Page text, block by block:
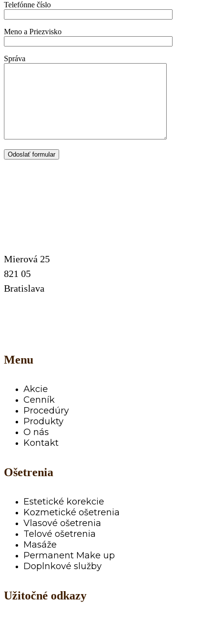
Telefónne číslo
Meno a Priezvisko
Správa
Mierová 25
821 05
Bratislava
Menu
Akcie
Cenník
Procedúry
Produkty
O nás
Kontakt
Ošetrenia
Estetické korekcie
Kozmetické ošetrenia
Vlasové ošetrenia
Telové ošetrenia
Masáže
Permanent Make up
Doplnkové služby
Užitočné odkazy